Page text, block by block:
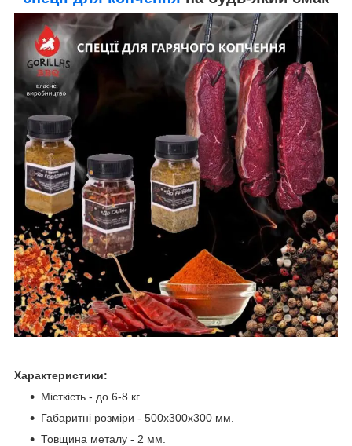
Характеристики:
Місткість - до 6-8 кг.
Габаритні розміри - 500х300х300 мм.
Товщина металу - 2 мм.